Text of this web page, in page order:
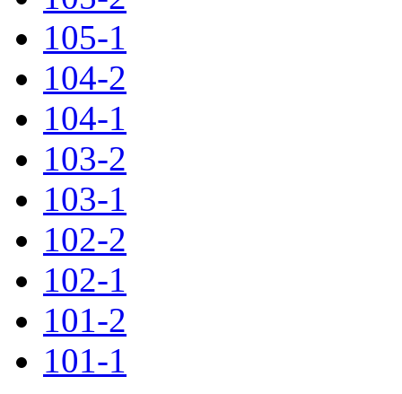
105-1
104-2
104-1
103-2
103-1
102-2
102-1
101-2
101-1